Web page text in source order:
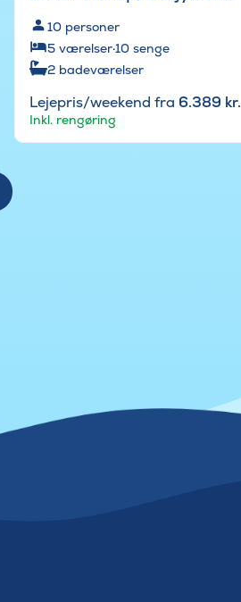
10 personer
5 værelser·10 senge
2 badeværelser
Lejepris/weekend fra 6.389 kr.
Inkl. rengøring